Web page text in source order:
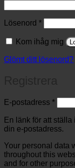
Lösenord *
Kom ihåg mig
Glömt ditt lösenord?
E-postadress *
En länk för att ställa
din e-postadress.
Your personal data
throughout this
and for other